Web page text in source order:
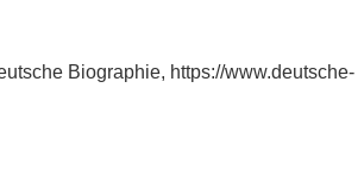
Biographie, https://www.deutsche-